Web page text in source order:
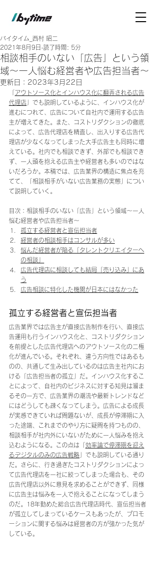
相談相手のいない「広告」という領
域～一人悩む経営者や広告担当者～
バイタイム_西村 昭二
2021年8月9日 読了時間: 5分
更新日： 2023年3月22日
アウトソース化とインハウス化に翻弄される広告
代理店 」でも説明しているように、インハウス化が
進むにつれて、広告について自社内で運用する広告
主が増えてきた。また、コストリダクションの徹底
によって、広告代理店を精査し、出入りする広告代
理店が少なくなってしまった大手広告主も同時に増
えている。社内でも相談できず、外部でも相談でき
ず、一人頭を抱える広告主や経営者も多いのではな
いだろうか。本稿では、広告業界の構造に焦点を充
てて、「相談相手がいない広告業務の実態」につい
て説明していく。
目次：相談相手のいない「広告」という領域～一人
悩む経営者や広告担当者～
孤立する経営者と宣伝担当者
経営者の相談相手はコンサルが多い
悩んだ経営者が陥る「タレントクリエイターへ
の相談」
広告代理店に相談しても結局「売り込み」にあ
う
広告相談に特化した機関が日本にはなかった
孤立する経営者と宣伝担当者
広告業界では広告主が直接広告制作を行い、直接広
告運用も行うインハウス化と、コストリダクション
を前提とした広告代理店へのアウトソース化の二極
化が進んでいる。それぞれ、違う方向性ではあるも
のの、共通して生み出しているのは広告主社内にお
ける「広告担当者の孤立」だ。インハウス化するこ
とによって、自社内のビジネスに対する知見は溜ま
るその一方で、広告業界の潮流や最新トレンドなど
にはどうしても疎くなってしまう。広告による成長
が実感できていれば問題ないが、成長が停滞期に入
った途端、これまでのやり方に疑問を持つものの、
相談相手が社内外にいないがために一人悩みを抱え
込むようになる。この点は「 効率論で停滞期を迎え
るデジタルのみの広告戦略 」でも説明している通り
だ。さらに、行き過ぎたコストリダクションによっ
て広告代理店を一社に絞ってしまった場合も、その
広告代理店以外に意見を求めることができず、同様
に広告主は悩みを一人で抱えることになってしまう
のだ。18年勤めた総合広告代理店時代、宣伝担当者
が孤立してしまっているケースもあったが、プロモ
ーションに関する悩みは経営者の方が強かった気が
している。